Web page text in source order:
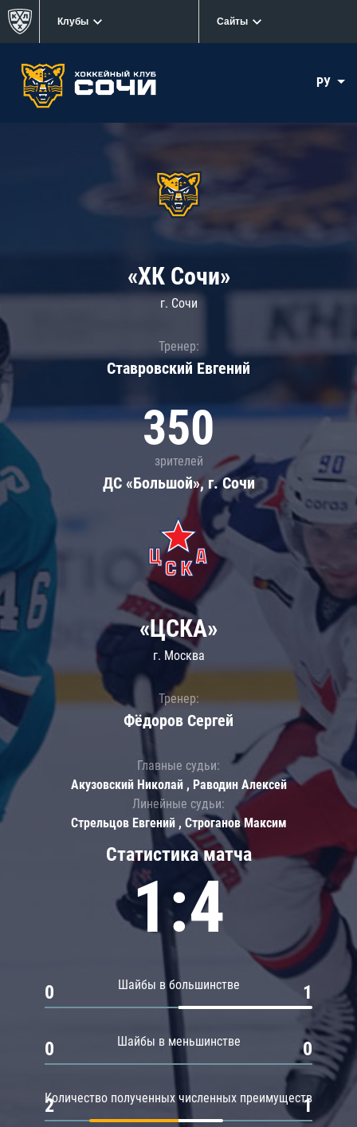
Клубы Сайты
РУ
«ХК Сочи»
г. Сочи
Тренер:
Ставровский Евгений
350
зрителей
ДС «Большой», г. Сочи
Статистика матча
1:4
Шайбы в большинстве
0 1
Шайбы в меньшинстве
0 0
Количество полученных численных преимуществ
2 1
«ЦСКА»
г. Москва
Тренер:
Фёдоров Сергей
Главные судьи:
Акузовский Николай , Раводин Алексей
Линейные судьи:
Стрельцов Евгений , Строганов Максим